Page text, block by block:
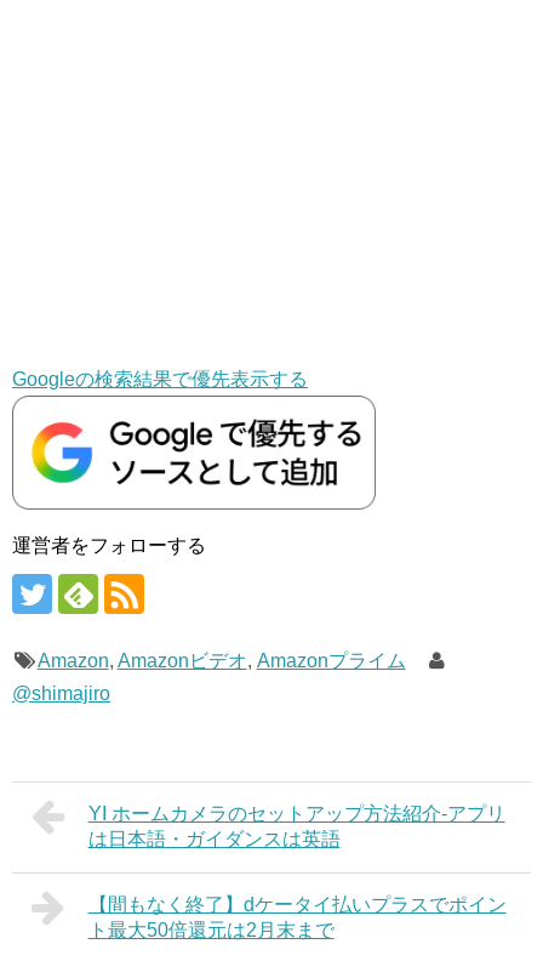
Googleの検索結果で優先表示する
運営者をフォローする
Amazon, Amazonビデオ, Amazonプライム
@shimajiro
YI ホームカメラのセットアップ方法紹介-アプリ
は日本語・ガイダンスは英語
【間もなく終了】dケータイ払いプラスでポイン
ト最大50倍還元は2月末まで